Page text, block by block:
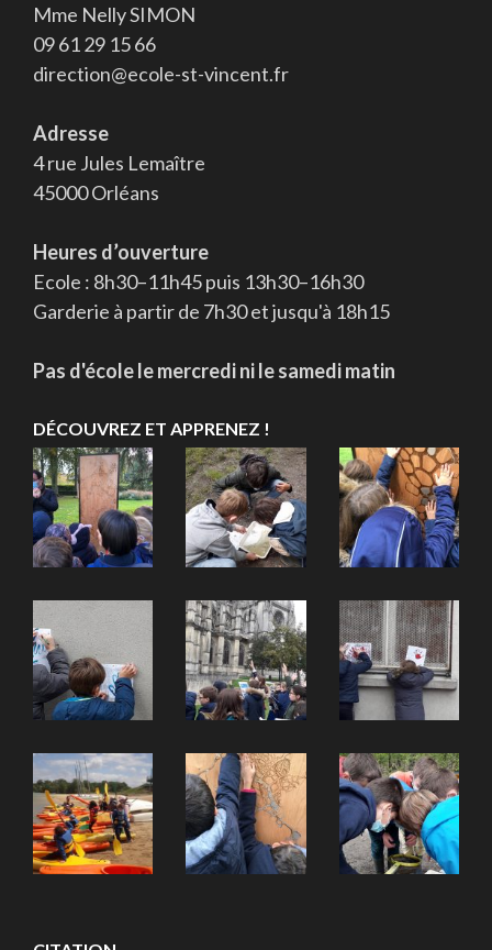
Mme Nelly SIMON
09 61 29 15 66
direction@ecole-st-vincent.fr
Adresse
4 rue Jules Lemaître
45000 Orléans
Heures d’ouverture
Ecole : 8h30–11h45 puis 13h30–16h30
Garderie à partir de 7h30 et jusqu'à 18h15
Pas d'école le mercredi ni le samedi matin
DÉCOUVREZ ET APPRENEZ !